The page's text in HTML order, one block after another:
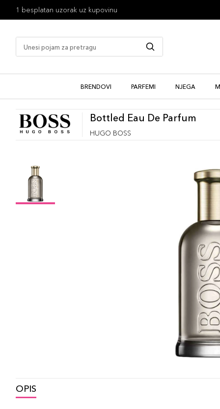
1 besplatan uzorak uz kupovinu
BRENDOVI PARFEMI NJEGA
Bottled Eau De Parfum
HUGO BOSS
OPIS